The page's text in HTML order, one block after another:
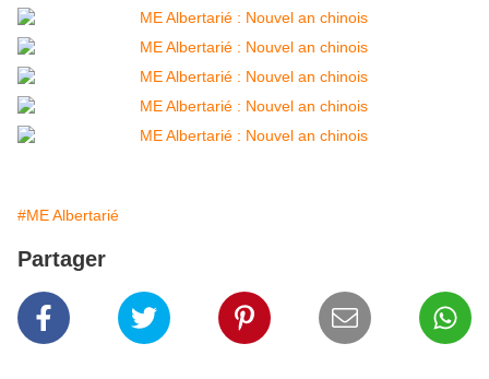
#ME Albertarié
Partager